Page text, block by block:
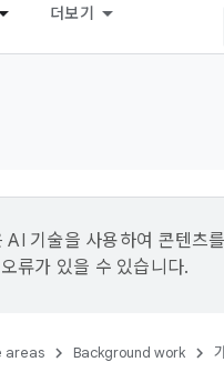
더보기
기술을 사용하여 콘텐츠
류가 있을 수 있습니다.
areas Background work